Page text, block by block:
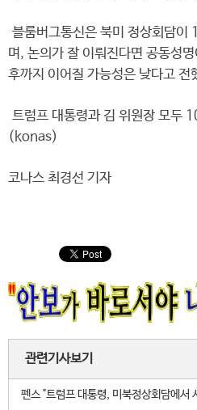
블룸버그통신은 북미 정상회담이
며, 논의가 잘 이뤄진다면 공동성
후까지 이어질 가능성은 낮다고 전
트럼프 대통령과 김 위원장 모두
(konas)
코나스 최경선 기자
관련기사보기
펜스 "트럼프 대통령, 미북정상회담에서